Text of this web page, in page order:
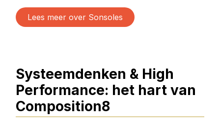
Lees meer over Sonsoles
Systeemdenken & High
Performance: het hart van
Composition8